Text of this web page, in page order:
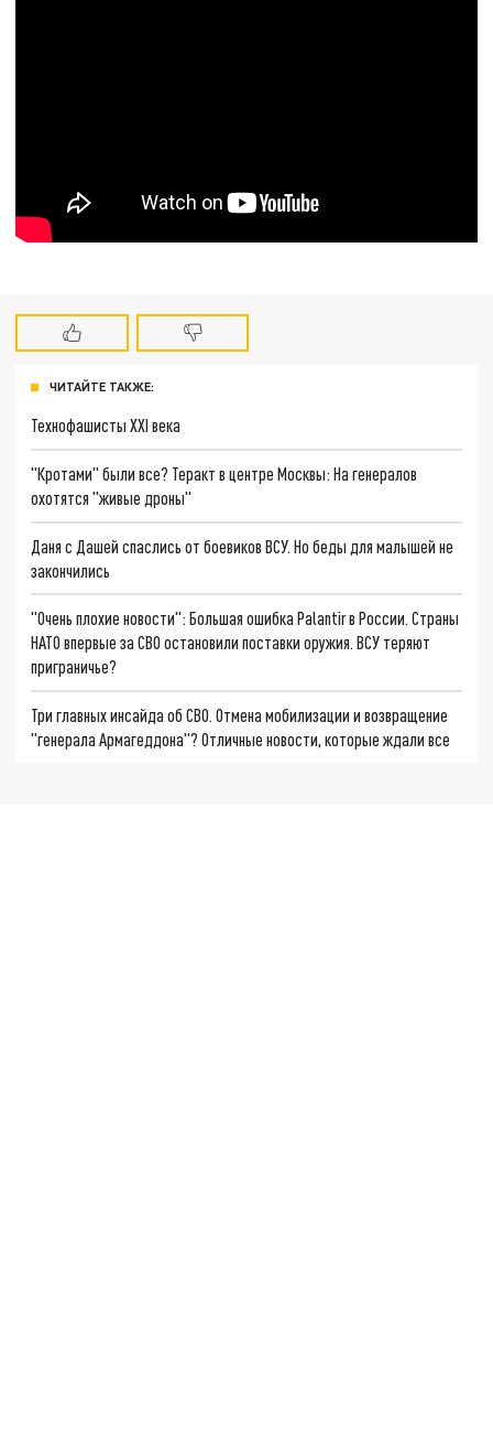
ЧИТАЙТЕ ТАКЖЕ:
Технофашисты XXI века
"Кротами" были все? Теракт в центре Москвы: На генералов
охотятся "живые дроны"
Даня с Дашей спаслись от боевиков ВСУ. Но беды для малышей не
закончились
"Очень плохие новости": Большая ошибка Palantir в России. Страны
НАТО впервые за СВО остановили поставки оружия. ВСУ теряют
приграничье?
Три главных инсайда об СВО. Отмена мобилизации и возвращение
"генерала Армагеддона"? Отличные новости, которые ждали все